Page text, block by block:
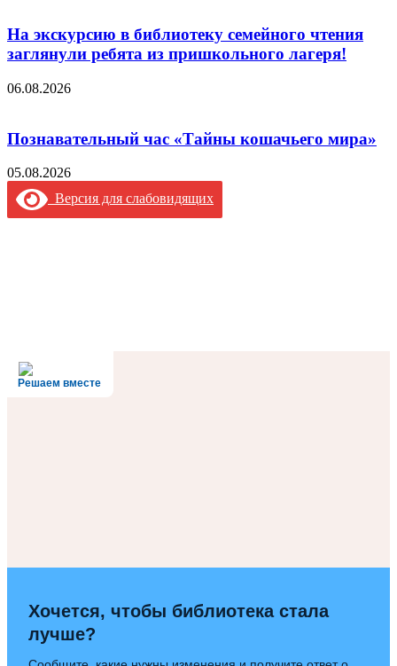
На экскурсию в библиотеку семейного чтения
заглянули ребята из пришкольного лагеря!
06.08.2026
Познавательный час «Тайны кошачьего мира»
05.08.2026
Версия для слабовидящих
Решаем вместе
Хочется, чтобы библиотека стала
лучше?